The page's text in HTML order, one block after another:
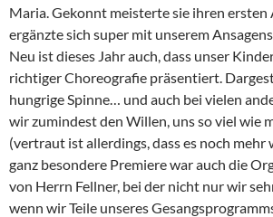
Maria. Gekonnt meisterte sie ihren
ergänzte sich super mit unserem
Neu ist dieses Jahr auch, dass unser
richtiger Choreografie präsentiert.
hungrige Spinne… und auch bei vielen
wir zumindest den Willen, uns so viel wie
(vertraut ist allerdings, dass es noch mehr
ganz besondere Premiere war auch die
von Herrn Fellner, bei der nicht nur wir
wenn wir Teile unseres